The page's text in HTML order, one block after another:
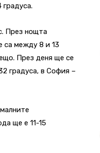
През нощта
са между 8 и 13
През деня ще се
градуса, в София –
ще е 11-15